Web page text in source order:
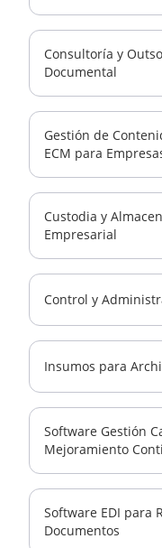
Consultoría y
Documental
Gestión de
ECM para
Custodia y
Empresarial
Control y
Insumos para
Software Gestión
Mejoramiento
Software EDI para
Documentos